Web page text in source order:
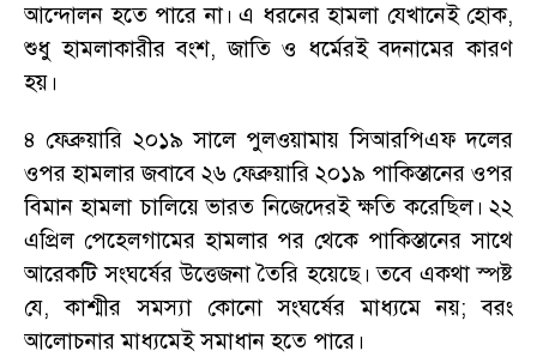
আন্দোলন হতে পারে না। এ ধরনের হামলা যেখানেই হোক,
শুধু হামলাকারীর বংশ,জাতি ও ধর্মেরই বদনামের কারণ
হয়।
৪ ফেব্রুয়ারি ২০১৯ সালে পুলওয়ামায় সিআরপিএফ দলের
ওপর হামলার জবাবে ২৬ ফেব্রুয়ারি ২০১৯ পাকিস্তানের ওপর
বিমান হামলা চালিয়ে ভারত নিজেদেরই ক্ষতি করেছিল। ২২
এপ্রিল পেহেলগামের হামলার পর থেকে পাকিস্তানের সাথে
আরেকটি সংঘর্ষের উত্তেজনা তৈরি হয়েছে। তবে একথা স্পষ্ট
যে,কাশ্মীর সমস্যা কোনো সংঘর্ষের মাধ্যমে নয়;বরং
আলোচনার মাধ্যমেই সমাধান হতে পারে।